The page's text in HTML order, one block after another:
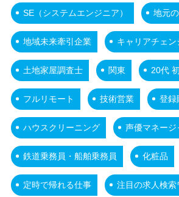
SE（システムエンジニア） 地元
地域未来牽引企業 キャリアチェン
土地家屋調査士 関東 20代
フルリモート 技術営業 登録
ハウスクリーニング 声優マネージ
鉄道乗務員・船舶乗務員 化粧品
定時で帰れる仕事 注目の求人検索